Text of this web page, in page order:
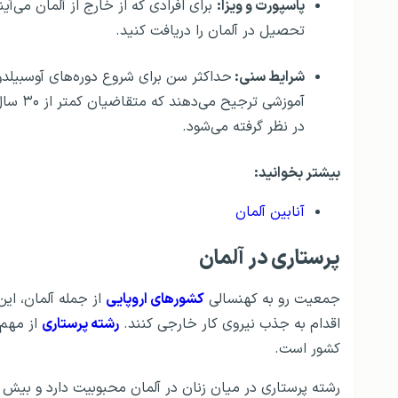
پاسپورت و ویزا: برای افرادی که از خارج از آلمان
تحصیل در آلمان را دریافت کنید.
شرایط سنی: حداکثر سن برای شروع دوره‌های
در نظر گرفته می‌شود.
بیشتر بخوانید:
آنابین آلمان
پرستاری در آلمان
جمعیت رو به کهنسالی کشورهای اروپایی از جمله آلمان،
اقدام به جذب نیروی کار خارجی کنند. رشته پرستاری از
کشور است.